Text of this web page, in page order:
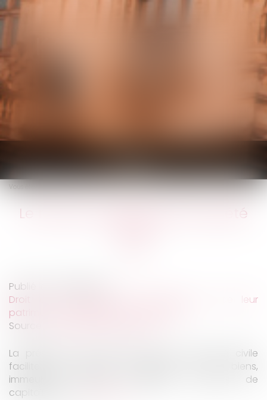
KALIFA Avocats
Ouvrir
le
menu
Vous êtes ici :Accueil Le mineur associé d'une société civile
Le mineur associé d'une société
Publié le :
Droit de la famille, des personnes et de leur
patrimoine
Source :
La présence d’un mineur dans une société civile
facilite tout d’abord la gestion de ses biens,
immeubles, valeurs mobilières, contrats de
capitalisation...